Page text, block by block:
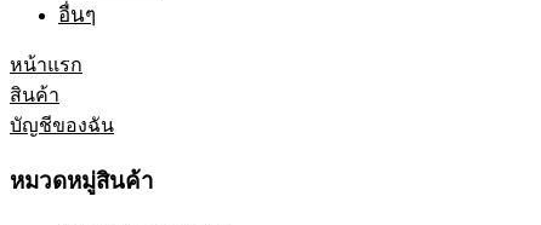
อื่นๆ
หน้าแรก
สินค้า
บัญชีของฉัน
หมวดหมู่สินค้า